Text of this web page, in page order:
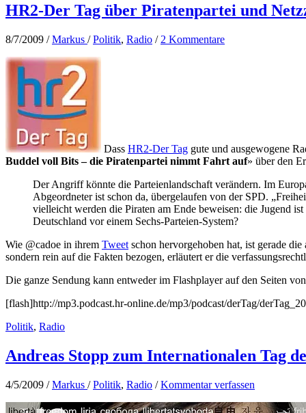
HR2-Der Tag über Piratenpartei und
8/7/2009 /Markus /Politik, Radio / 2 Kommentare
Dass HR2-Der Tag gute und ausgewogene
Buddel voll Bits – die Piratenpartei nimmt Fahrt auf» über den
Der Angriff könnte die Parteienlandschaft verändern. Im
Abgeordneter ist schon da, übergelaufen von der SPD.
vielleicht werden die Piraten am Ende beweisen: die Jugend
Deutschland vor einem Sechs-Parteien-System?
Wie @cadoe in ihrem Tweet schon hervorgehoben hat, ist gerade
sondern rein auf die Fakten bezogen, erläutert er die
Die ganze Sendung kann entweder im Flashplayer auf den Seiten von
[flash]http://mp3.podcast.hr-online.de/mp3/podcast/derTag/
Politik, Radio
Andreas Stopp zum Internationalen Tag
4/5/2009 /Markus /Politik, Radio /Kommentar verfassen